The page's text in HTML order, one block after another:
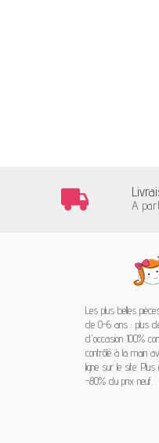
A
Les plus belles
de 0-6 ans : plus
d'occasion 100%
contrôlé à la main
ligne sur le site.
-80% du prix neuf.